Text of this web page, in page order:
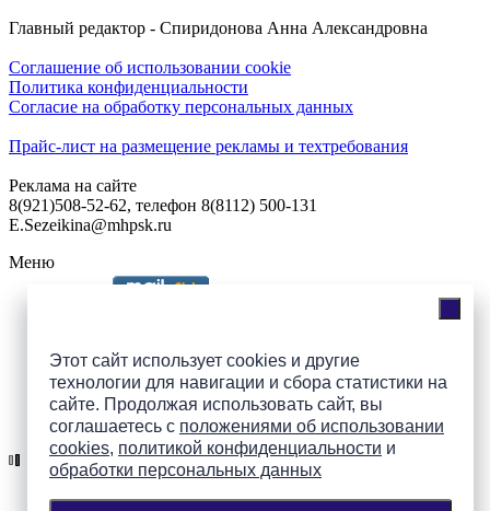
Этот сайт использует cookies и другие
технологии для навигации и сбора статистики на
сайте. Продолжая использовать сайт, вы
соглашаетесь с положениями об использовании
cookies, политикой конфиденциальности и
обработки персональных данных
Главный редактор - Спиридонова Анна Александровна
Соглашение об использовании cookie
Политика конфиденциальности
Согласие на обработку персональных данных
Прайс-лист на размещение рекламы и техтребования
Реклама на сайте
8(921)508-52-62, телефон 8(8112) 500-131
E.Sezeikina@mhpsk.ru
Меню
Подпишись на группы
ПАИ в соцсетях!